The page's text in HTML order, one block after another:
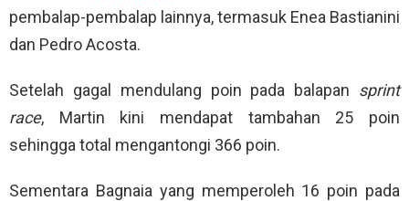
pembalap-pembalap lainnya, termasuk Enea Bastianini
dan Pedro Acosta.
Setelah gagal mendulang poin pada balapan sprint
race, Martin kini mendapat tambahan 25 poin
sehingga total mengantongi 366 poin.
Sementara Bagnaia yang memperoleh 16 poin pada